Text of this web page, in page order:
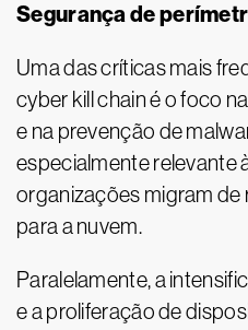
Segurança de
Uma das críticas mais
cyber kill chain é o foco
e na prevenção de
especialmente relevante
organizações migram de
para a nuvem.
Paralelamente, a
e a proliferação de